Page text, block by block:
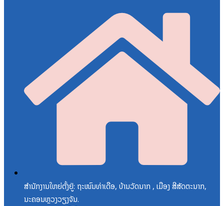
ສຳນັກງານໃຫຍ່ຕັ້ງຢູ່: ຖະໜົນທ່າເດືອ, ບ້ານວັດນາກ , ເມືອງ ສີສັດຕະນາກ,
ນະຄອນຫຼວງວຽງຈັນ.